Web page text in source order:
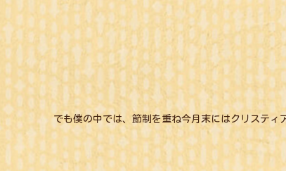
でも僕の中では、節制を重ね今月末にはクリスティ